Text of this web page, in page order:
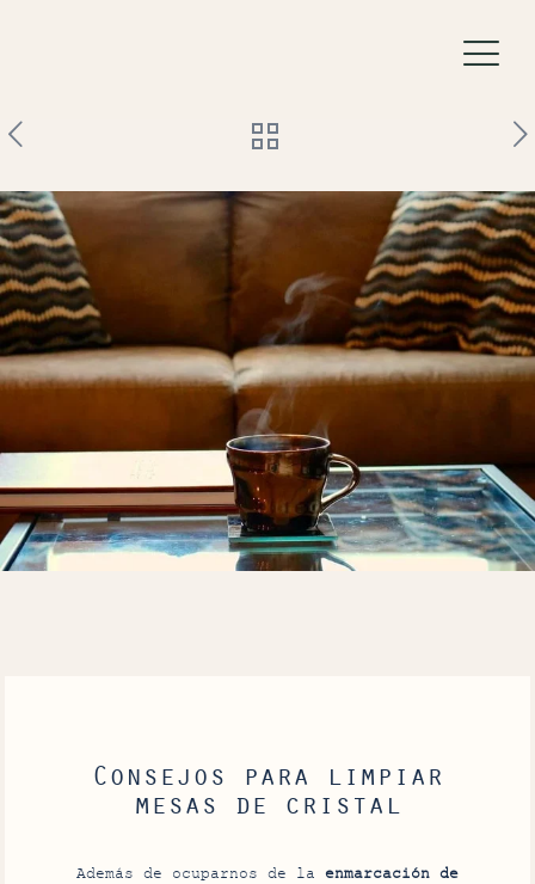
Consejos para limpiar
mesas de cristal
Además de ocuparnos de la enmarcación de